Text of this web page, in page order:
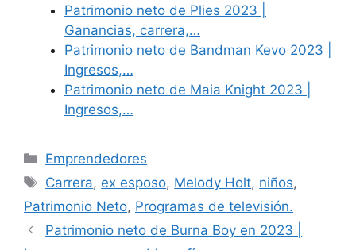
Patrimonio neto de Plies 2023 |
Ganancias, carrera,…
Patrimonio neto de Bandman Kevo 2023 |
Ingresos,…
Patrimonio neto de Maia Knight 2023 |
Ingresos,…
Categories
Emprendedores
Tags
Carrera, ex esposo, Melody Holt, niños,
Patrimonio Neto, Programas de televisión.
Patrimonio neto de Burna Boy en 2023 |